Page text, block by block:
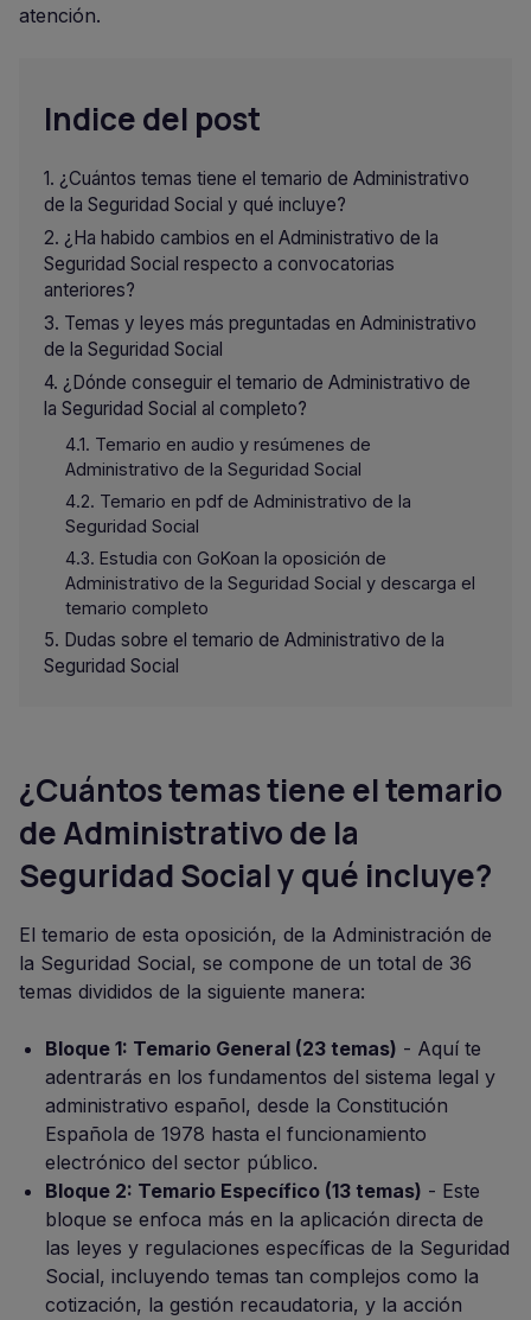
atención.
Indice del post
¿Cuántos temas tiene el temario de Administrativo
de la Seguridad Social y qué incluye?
¿Ha habido cambios en el Administrativo de la
Seguridad Social respecto a convocatorias
anteriores?
Temas y leyes más preguntadas en Administrativo
de la Seguridad Social
¿Dónde conseguir el temario de Administrativo de
la Seguridad Social al completo?
Temario en audio y resúmenes de
Administrativo de la Seguridad Social
Temario en pdf de Administrativo de la
Seguridad Social
Estudia con GoKoan la oposición de
Administrativo de la Seguridad Social y descarga el
temario completo
Dudas sobre el temario de Administrativo de la
Seguridad Social
¿Cuántos temas tiene el temario
de Administrativo de la
Seguridad Social y qué incluye?
El temario de esta oposición, de la Administración de
la Seguridad Social, se compone de un total de 36
temas divididos de la siguiente manera:
Bloque 1: Temario General (23 temas) - Aquí te
adentrarás en los fundamentos del sistema legal y
administrativo español, desde la Constitución
Española de 1978 hasta el funcionamiento
electrónico del sector público.
Bloque 2: Temario Específico (13 temas) - Este
bloque se enfoca más en la aplicación directa de
las leyes y regulaciones específicas de la Seguridad
Social, incluyendo temas tan complejos como la
cotización, la gestión recaudatoria, y la acción